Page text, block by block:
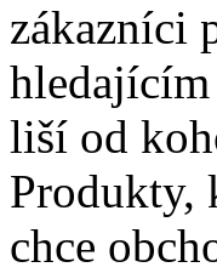
zákazníci
liší od
Produkty,
chce